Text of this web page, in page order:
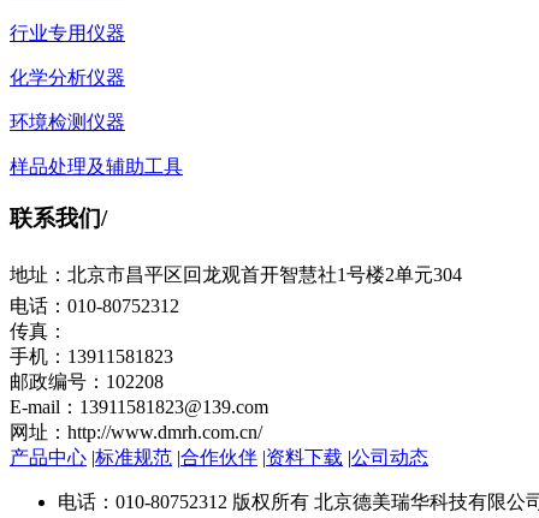
行业专用仪器
化学分析仪器
环境检测仪器
样品处理及辅助工具
联系我们/
地址：北京市昌平区回龙观首开智慧社1号楼2单元304
电话：010-80752312
传真：
手机：13911581823
邮政编号：102208
E-mail：13911581823@139.com
网址：http://www.dmrh.com.cn/
产品中心 |标准规范 |合作伙伴 |资料下载 |公司动态
电话：010-80752312 版权所有 北京德美瑞华科技有限公